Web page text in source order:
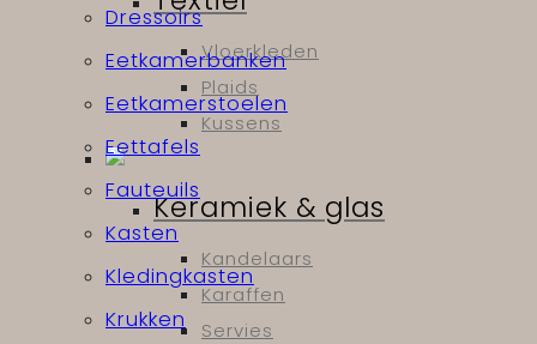
Vloerkleden
Plaids
Kussens
Keramiek & glas
Kandelaars
Karaffen
Servies
Dressoirs
Eetkamerbanken
Eetkamerstoelen
Eettafels
Fauteuils
Kasten
Kledingkasten
Krukken